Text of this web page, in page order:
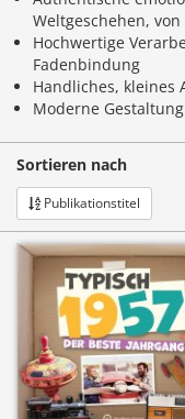
Weltgeschehen,
Hochwertige
Fadenbindung
Handliches, kleines
Moderne Gestaltung
Sortieren nach
Publikationstitel